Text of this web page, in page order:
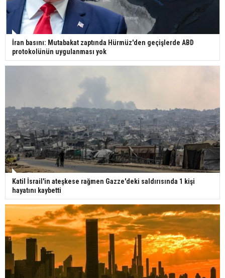
İran basını: Mutabakat zaptında Hürmüz'den geçişlerde ABD
protokolünün uygulanması yok
Katil İsrail'in ateşkese rağmen Gazze'deki saldırısında 1 kişi
hayatını kaybetti